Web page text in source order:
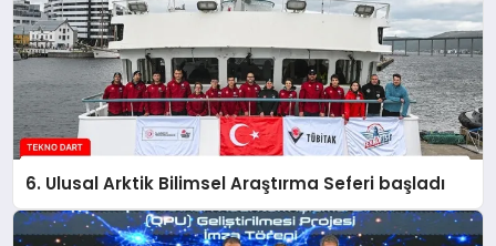
6. Ulusal Arktik Bilimsel Araştırma Seferi başladı